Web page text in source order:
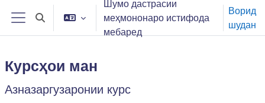
Нодида гузаронидан ба мазмуни асосӣ
Панели тараф
Toggle search input
Шумо дастрасии
меҳмононаро истифода
мебаред
Ворид
шудан
Курсҳои ман
Main content blocks
Нодида гузаронидани Азназаргузаронии курс
Азназаргузаронии курс